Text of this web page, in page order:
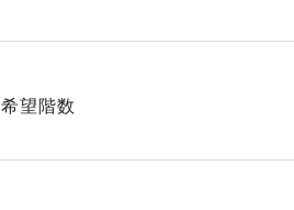
希望階数